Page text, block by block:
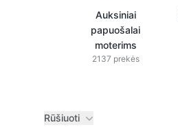
Auksiniai
papuošalai
moterims
2137 prekės
Rūšiuoti